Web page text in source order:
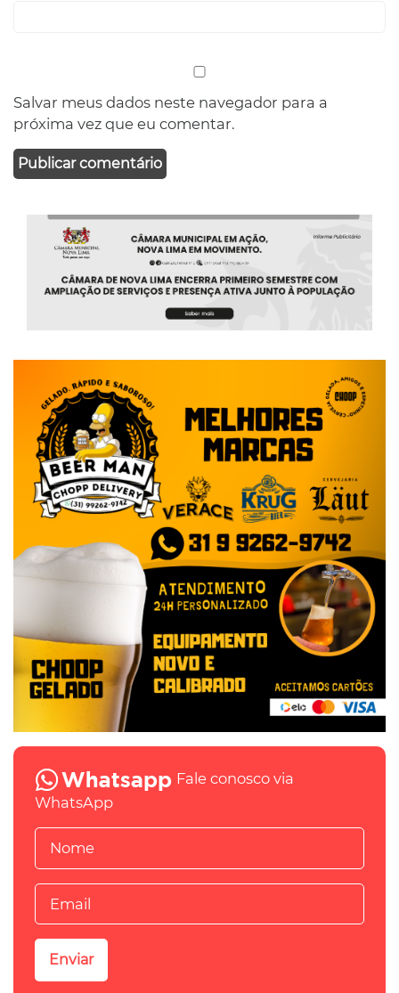
Salvar meus dados neste navegador para a
próxima vez que eu comentar.
Fale conosco via
WhatsApp